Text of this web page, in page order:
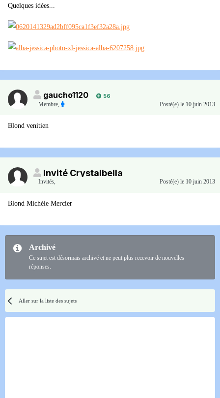
Quelques idées...
gaucho1120
56
Membre, Posté(e) le 10 juin 2013
Blond venitien
Invité Crystalbella
Invités, Posté(e) le 10 juin 2013
Blond Michèle Mercier
Archivé
Ce sujet est désormais archivé et ne peut plus recevoir de nouvelles
réponses.
Aller sur la liste des sujets